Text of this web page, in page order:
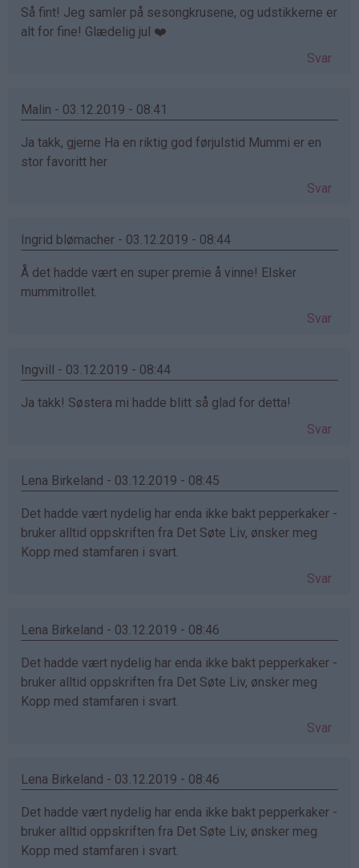
Så fint! Jeg samler på sesongkrusene, og udstikkerne er
alt for fine! Glædelig jul ❤️
Svar
Malin - 03.12.2019 - 08:41
Ja takk, gjerne Ha en riktig god førjulstid Mummi er en
stor favoritt her
Svar
Ingrid blømacher - 03.12.2019 - 08:44
Å det hadde vært en super premie å vinne! Elsker
mummitrollet.
Svar
Ingvill - 03.12.2019 - 08:44
Ja takk! Søstera mi hadde blitt så glad for detta!
Svar
Lena Birkeland - 03.12.2019 - 08:45
Det hadde vært nydelig har enda ikke bakt pepperkaker -
bruker alltid oppskriften fra Det Søte Liv, ønsker meg
Kopp med stamfaren i svart.
Svar
Lena Birkeland - 03.12.2019 - 08:46
Det hadde vært nydelig har enda ikke bakt pepperkaker -
bruker alltid oppskriften fra Det Søte Liv, ønsker meg
Kopp med stamfaren i svart.
Svar
Lena Birkeland - 03.12.2019 - 08:46
Det hadde vært nydelig har enda ikke bakt pepperkaker -
bruker alltid oppskriften fra Det Søte Liv, ønsker meg
Kopp med stamfaren i svart.